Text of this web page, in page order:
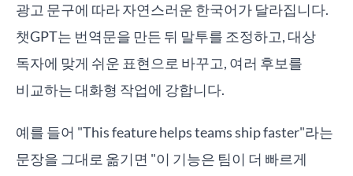
광고 문구에 따라 자연스러운 한국어가 달라집니다.
챗GPT는 번역문을 만든 뒤 말투를 조정하고, 대상
독자에 맞게 쉬운 표현으로 바꾸고, 여러 후보를
비교하는 대화형 작업에 강합니다.
예를 들어 "This feature helps teams ship faster"라는
문장을 그대로 옮기면 "이 기능은 팀이 더 빠르게